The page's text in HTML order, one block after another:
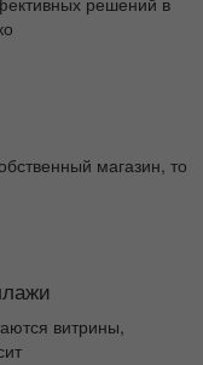
магазин, то
витрины,